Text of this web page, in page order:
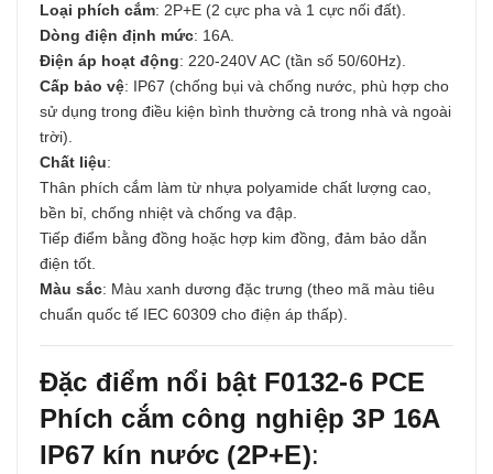
Loại phích cắm: 2P+E (2 cực pha và 1 cực nối đất).
Dòng điện định mức: 16A.
Điện áp hoạt động: 220-240V AC (tần số 50/60Hz).
Cấp bảo vệ: IP67 (chống bụi và chống nước, phù hợp cho
sử dụng trong điều kiện bình thường cả trong nhà và ngoài
trời).
Chất liệu:
Thân phích cắm làm từ nhựa polyamide chất lượng cao,
bền bỉ, chống nhiệt và chống va đập.
Tiếp điểm bằng đồng hoặc hợp kim đồng, đảm bảo dẫn
điện tốt.
Màu sắc: Màu xanh dương đặc trưng (theo mã màu tiêu
chuẩn quốc tế IEC 60309 cho điện áp thấp).
Đặc điểm nổi bật F0132-6 PCE
Phích cắm công nghiệp 3P 16A
IP67 kín nước (2P+E):